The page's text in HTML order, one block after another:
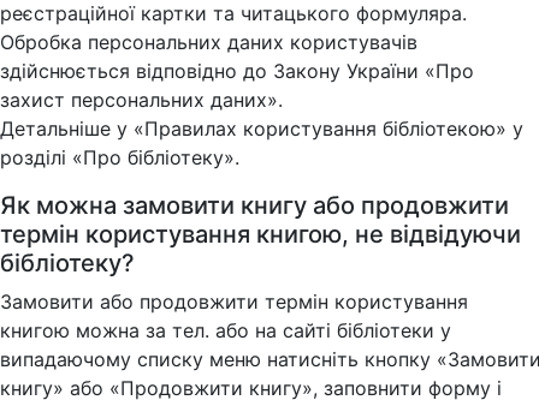
реєстраційної картки та читацького формуляра.
Обробка персональних даних користувачів
здійснюється відповідно до Закону України «Про
захист персональних даних».
Детальніше у «Правилах користування бібліотекою» у
розділі «Про бібліотеку».
Як можна замовити книгу або продовжити
термін користування книгою, не відвідуючи
бібліотеку?
Замовити або продовжити термін користування
книгою можна за тел. або на сайті бібліотеки у
випадаючому списку меню натисніть кнопку
книгу» або «Продовжити книгу», заповнити форму і